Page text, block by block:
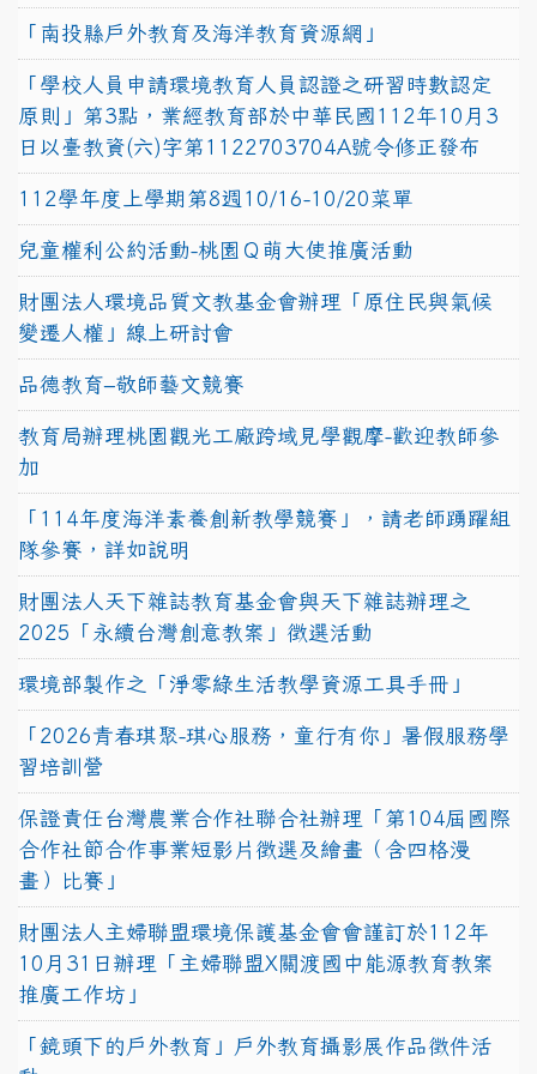
「南投縣戶外教育及海洋教育資源網」
「學校人員申請環境教育人員認證之研習時數認定
原則」第3點，業經教育部於中華民國112年10月3
日以臺教資(六)字第1122703704A號令修正發布
112學年度上學期第8週10/16-10/20菜單
兒童權利公約活動-桃園Ｑ萌大使推廣活動
財團法人環境品質文教基金會辦理「原住民與氣候
變遷人權」線上研討會
品德教育–敬師藝文競賽
教育局辦理桃園觀光工廠跨域見學觀摩-歡迎教師參
加
「114年度海洋素養創新教學競賽」，請老師踴躍組
隊參賽，詳如說明
財團法人天下雜誌教育基金會與天下雜誌辦理之
2025「永續台灣創意教案」徵選活動
環境部製作之「淨零綠生活教學資源工具手冊」
「2026青春琪聚-琪心服務，童行有你」暑假服務學
習培訓營
保證責任台灣農業合作社聯合社辦理「第104屆國際
合作社節合作事業短影片徵選及繪畫（含四格漫
畫）比賽」
財團法人主婦聯盟環境保護基金會會謹訂於112年
10月31日辦理「主婦聯盟X關渡國中能源教育教案
推廣工作坊」
「鏡頭下的戶外教育」戶外教育攝影展作品徵件活